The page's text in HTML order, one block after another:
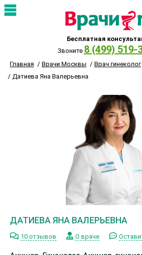
Бесплатная
Звоните 8 (499) 519-
Главная Врачи Москвы
Врач гинеколог
Датиева Яна Валерьевна
ДАТИЕВА ЯНА ВАЛЕРЬЕВНА
10 отзывов О враче